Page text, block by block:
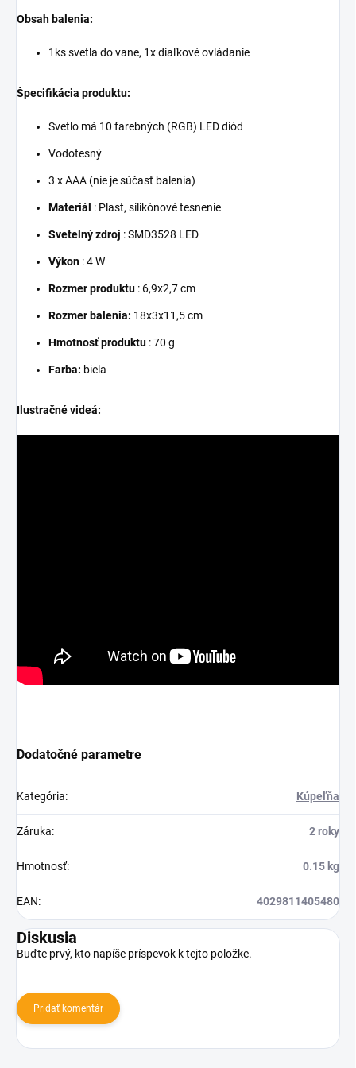
Obsah balenia:
1ks svetla do vane, 1x diaľkové ovládanie
Špecifikácia produktu:
Svetlo má 10 farebných (RGB) LED diód
Vodotesný
3 x AAA (nie je súčasť balenia)
Materiál : Plast, silikónové tesnenie
Svetelný zdroj : SMD3528 LED
Výkon : 4 W
Rozmer produktu : 6,9x2,7 cm
Rozmer balenia: 18x3x11,5 cm
Hmotnosť produktu : 70 g
Farba: biela
Ilustračné videá:
Dodatočné parametre
Kategória: Kúpeľňa
Záruka: 2 roky
Hmotnosť: 0.15 kg
EAN: 4029811405480
Diskusia
Buďte prvý, kto napíše príspevok k tejto položke.
Pridať komentár